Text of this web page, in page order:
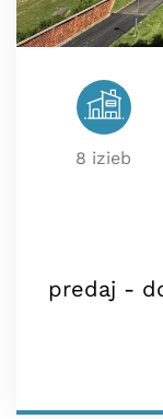
8 izieb
predaj -